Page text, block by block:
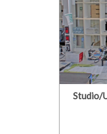
Studio/